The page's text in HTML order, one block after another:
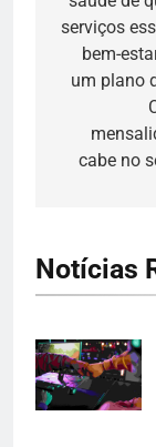
serviços
bem-
um plano
cabe no
Notícias